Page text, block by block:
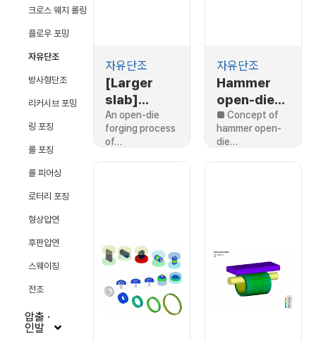
크로스 웨지 롤링
플로우 포밍
자유단조
방사형단조
리커시브 포밍
링 포징
롤 포징
롤 피어싱
로터리 포징
형상압연
후판압연
스웨이징
전조
압출 ·
인발
자유단조
[Larger
slab]
[Optimal
Design]Op
en-die
forging of
An open-die
forging process
of…
자유단조
Hammer
open-die
forging
■ Concept of
hammer open-
die…